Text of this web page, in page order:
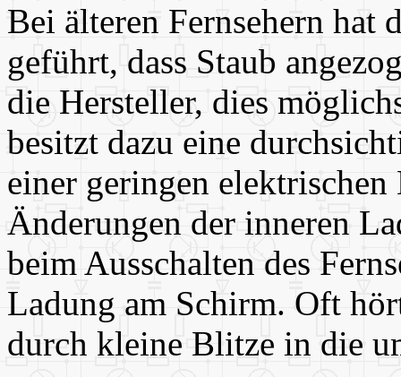
Bei älteren Fernsehern hat
geführt, dass Staub
die Hersteller, dies
besitzt dazu eine
einer geringen
Änderungen der inneren
beim Ausschalten des
Ladung am Schirm. Oft
durch kleine Blitze in die